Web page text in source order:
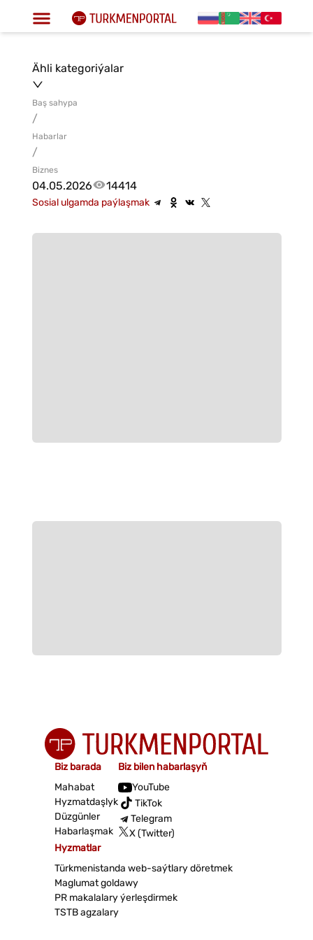
Ähli kategoriýalar
Baş sahypa
/
Habarlar
/
Biznes
04.05.2026 14414
Sosial ulgamda paýlaşmak
Biz barada
Mahabat
Hyzmatdaşlyk
Düzgünler
Habarlaşmak
Biz bilen habarlaşyň
YouTube
TikTok
Telegram
X (Twitter)
Hyzmatlar
Türkmenistanda web-saýtlary döretmek
Maglumat goldawy
PR makalalary ýerleşdirmek
TSTB agzalary